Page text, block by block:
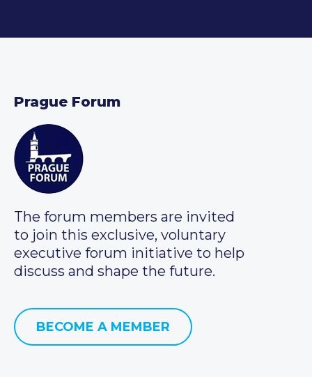
Prague Forum
The forum members are invited
to join this exclusive, voluntary
executive forum initiative to help
discuss and shape the future.
BECOME A MEMBER